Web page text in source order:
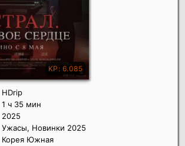
HDrip
1 ч 35 мин
2025
Ужасы, Новинки 2025
Корея Южная